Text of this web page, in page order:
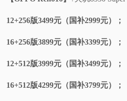
12+256版3499元（国补2999元）；
16+256版3899元（国补3399元）；
12+512版3999元（国补3499元）；
16+512版4299元（国补3799元）；